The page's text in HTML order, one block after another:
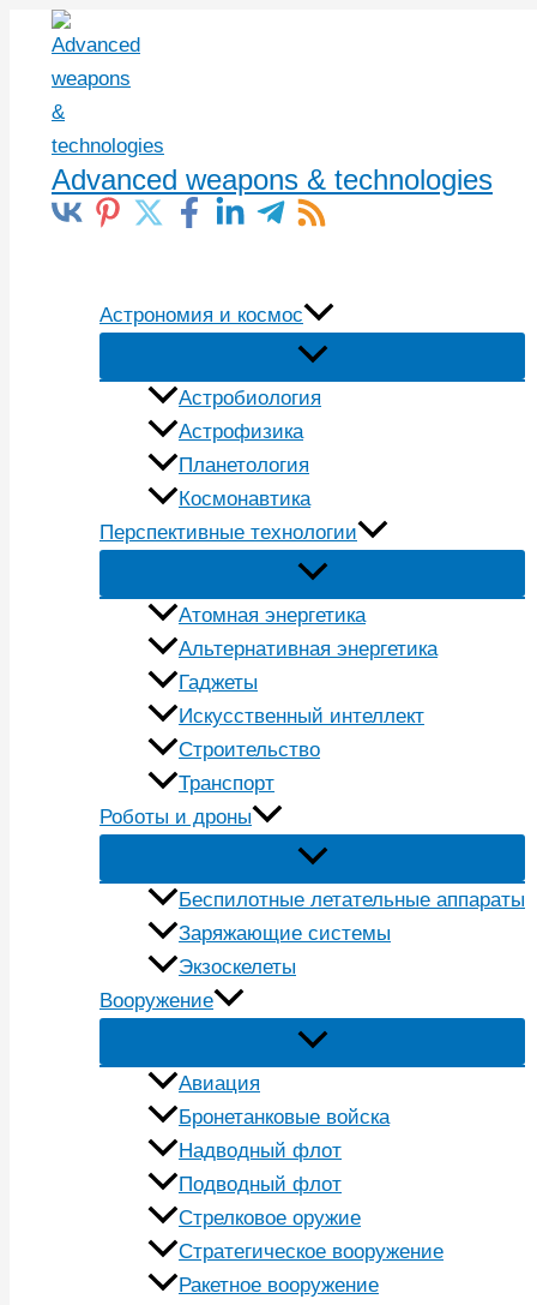
Перейти
содержимому
Advanced weapons & technologies
Астрономия и космос
Астробиология
Астрофизика
Планетология
Космонавтика
Перспективные технологии
Атомная энергетика
Альтернативная энергетика
Гаджеты
Искусственный интеллект
Строительство
Транспорт
Роботы и дроны
Беспилотные летательные аппараты
Заряжающие системы
Экзоскелеты
Вооружение
Авиация
Бронетанковые войска
Надводный флот
Подводный флот
Стрелковое оружие
Стратегическое вооружение
Ракетное вооружение